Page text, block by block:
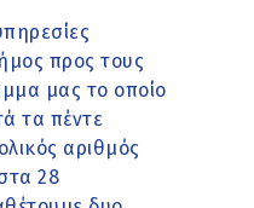
προς τους
μας το οποίο
τα πέντε
αριθμός
28